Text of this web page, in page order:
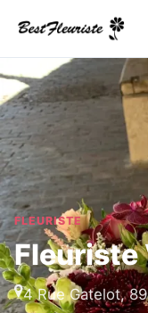
FLEURISTE
Fleuriste
4 Rue Gatelot,